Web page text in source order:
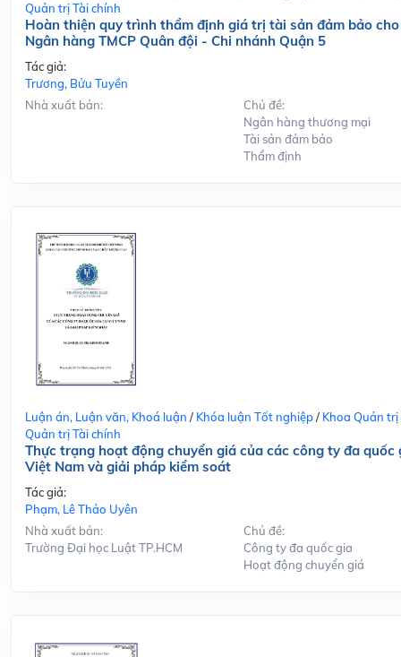
Quản trị Tài chính
Hoàn thiện quy trình thẩm định giá trị tài sản đảm bảo
Ngân hàng TMCP Quân đội - Chi nhánh Quận 5
Tác giả:
Trương, Bửu Tuyền
Nhà xuất bản:
Chủ đề:
Ngân hàng thương mại
Tài sản đảm bảo
Thẩm định
Luận án, Luận văn, Khoá luận / Khóa luận Tốt nghiệp/ Khoa Quản trị
Quản trị Tài chính
Thực trạng hoạt động chuyển giá của các công ty đa quốc
Việt Nam và giải pháp kiểm soát
Tác giả:
Phạm, Lê Thảo Uyên
Nhà xuất bản:
Trường Đại học Luật TP.HCM
Chủ đề:
Công ty đa quốc gia
Hoạt động chuyển giá